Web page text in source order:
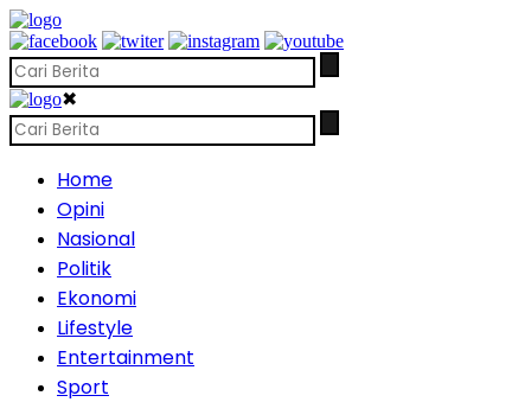
✖
Home
Opini
Nasional
Politik
Ekonomi
Lifestyle
Entertainment
Sport